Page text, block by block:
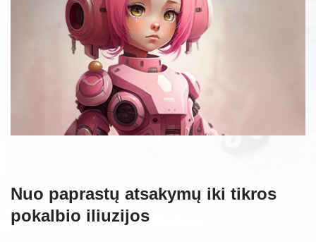
Nuo paprastų atsakymų iki tikros
pokalbio iliuzijos